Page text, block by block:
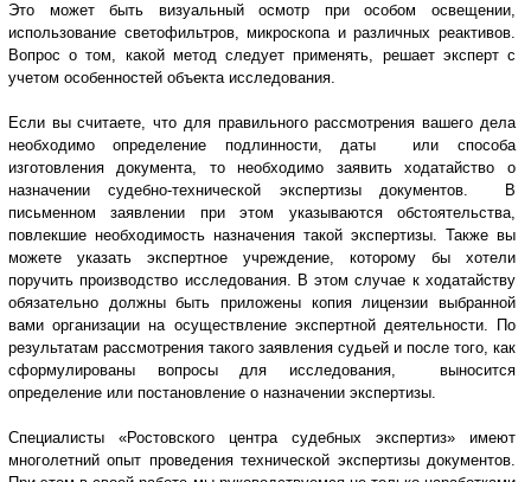
Это может быть визуальный осмотр при особом освещении,
использование светофильтров, микроскопа и различных реактивов.
Вопрос о том, какой метод следует применять, решает эксперт с
учетом особенностей объекта исследования.
Если вы считаете, что для правильного рассмотрения вашего дела
необходимо определение подлинности, даты или способа
изготовления документа, то необходимо заявить ходатайство о
назначении судебно-технической экспертизы документов. В
письменном заявлении при этом указываются обстоятельства,
повлекшие необходимость назначения такой экспертизы. Также вы
можете указать экспертное учреждение, которому бы хотели
поручить производство исследования. В этом случае к ходатайству
обязательно должны быть приложены копия лицензии выбранной
вами организации на осуществление экспертной деятельности. По
результатам рассмотрения такого заявления судьей и после того, как
сформулированы вопросы для исследования, выносится
определение или постановление о назначении экспертизы.
Специалисты «Ростовского центра судебных экспертиз» имеют
многолетний опыт проведения технической экспертизы документов.